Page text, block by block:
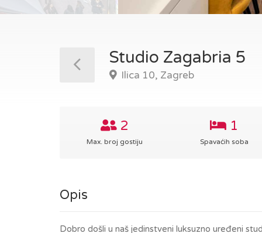
Studio Zagabria 5
Ilica 10, Zagreb
2
Max. broj gostiju
1
Spavaćih soba
Opis
Dobro došli u naš jedinstveni luksuzno uređeni